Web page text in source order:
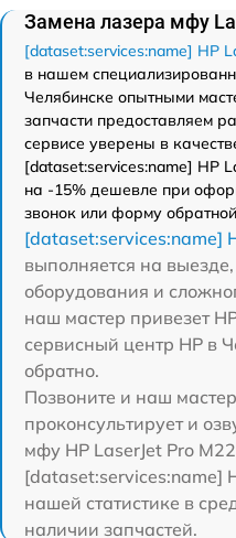
Замена лазера мфу
[dataset:services:name] HP
в нашем
Челябинске опытными
запчасти предоставляем
сервисе уверены в
[dataset:services:name] HP
на -15% дешевле при
звонок или форму
[dataset:services:name]
выполняется на
оборудования и
наш мастер привезет
сервисный центр HP в
обратно.
Позвоните и наш
проконсультирует и
мфу HP LaserJet Pro
[dataset:services:name]
нашей статистике в
наличии запчастей.